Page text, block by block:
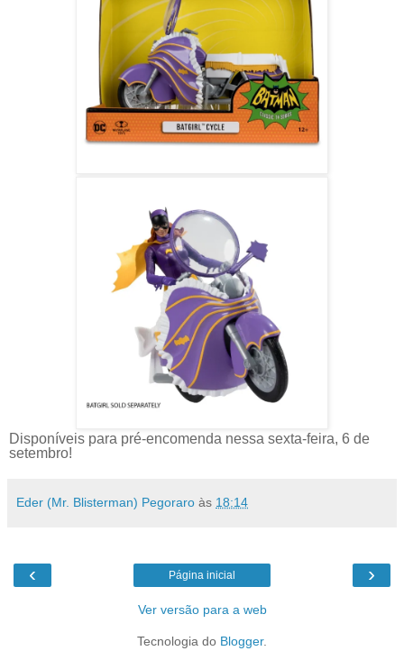
Disponíveis para pré-encomenda nessa sexta-feira, 6 de
setembro!
Eder (Mr. Blisterman) Pegoraro às 18:14
‹ ›
Página inicial
Ver versão para a web
Tecnologia do Blogger.